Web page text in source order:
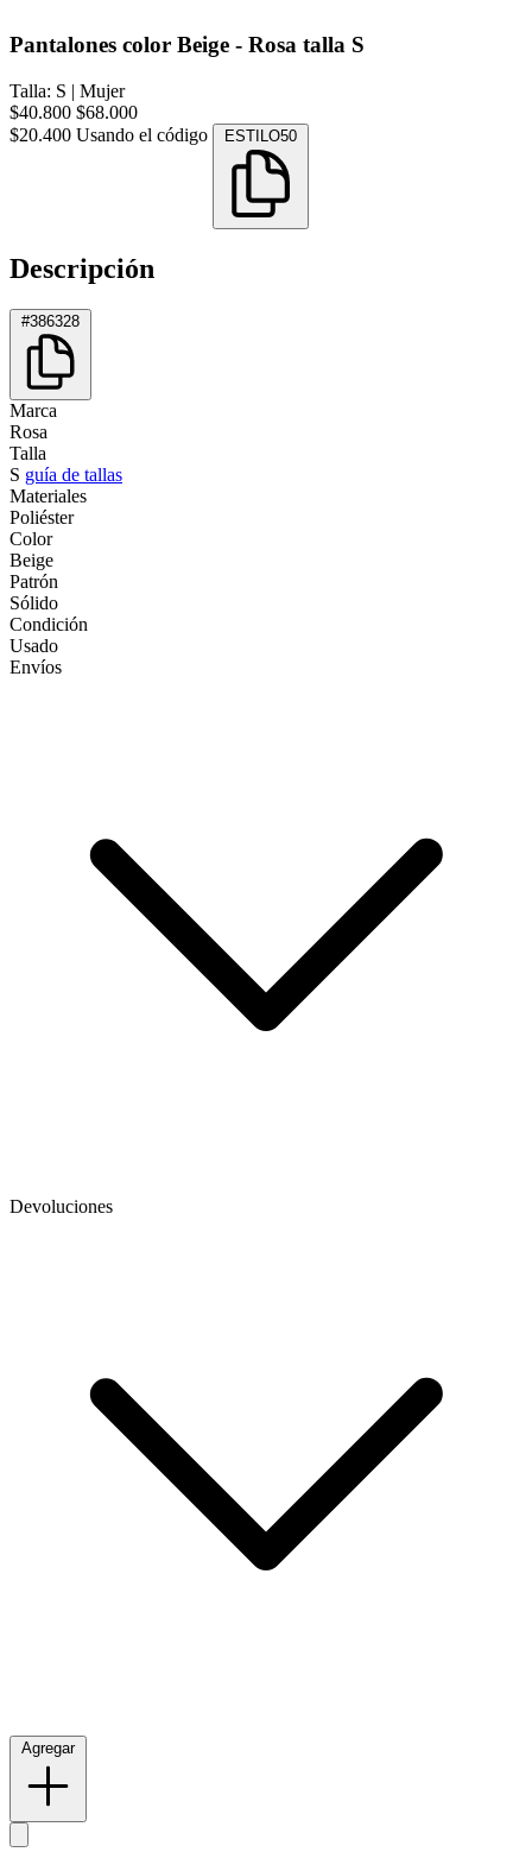
Pantalones color Beige - Rosa talla S
Talla: S | Mujer
$40.800 $68.000
$20.400 Usando el código ESTILO50
Descripción
#386328
Marca
Rosa
Talla
S guía de tallas
Materiales
Poliéster
Color
Beige
Patrón
Sólido
Condición
Usado
Envíos
Devoluciones
Agregar